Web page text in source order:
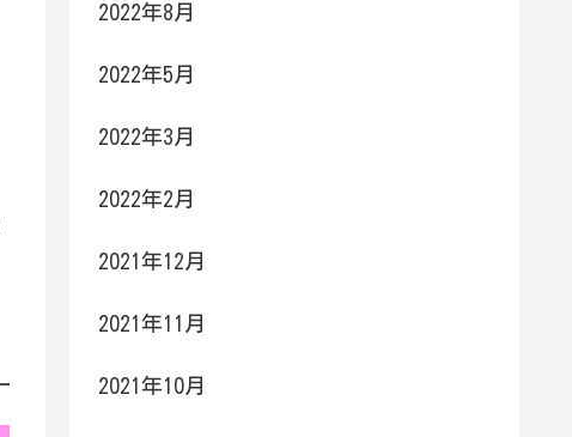
2022年8月
2022年5月
2022年3月
2022年2月
2021年12月
2021年11月
2021年10月